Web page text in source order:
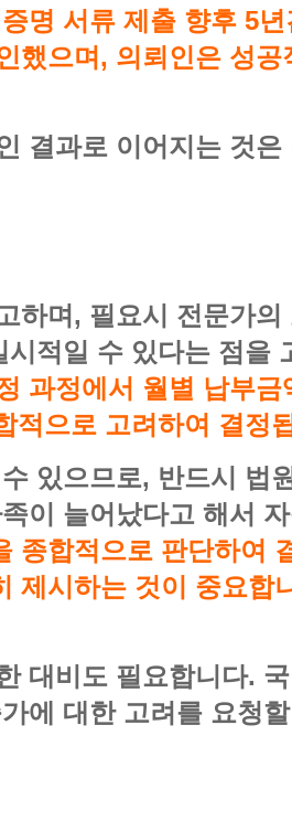
명 서류 제출 향후 5년
했으며, 의뢰인은 성
결과로 이어지는 것은
하며, 필요시 전문가
적일 수 있다는 점을
과정에서 월별 납부
적으로 고려하여 결정
있으므로, 반드시 법
이 늘어났다고 해서 자
종합적으로 판단하여
시하는 것이 중요합
대비도 필요합니다.
에 대한 고려를 요청